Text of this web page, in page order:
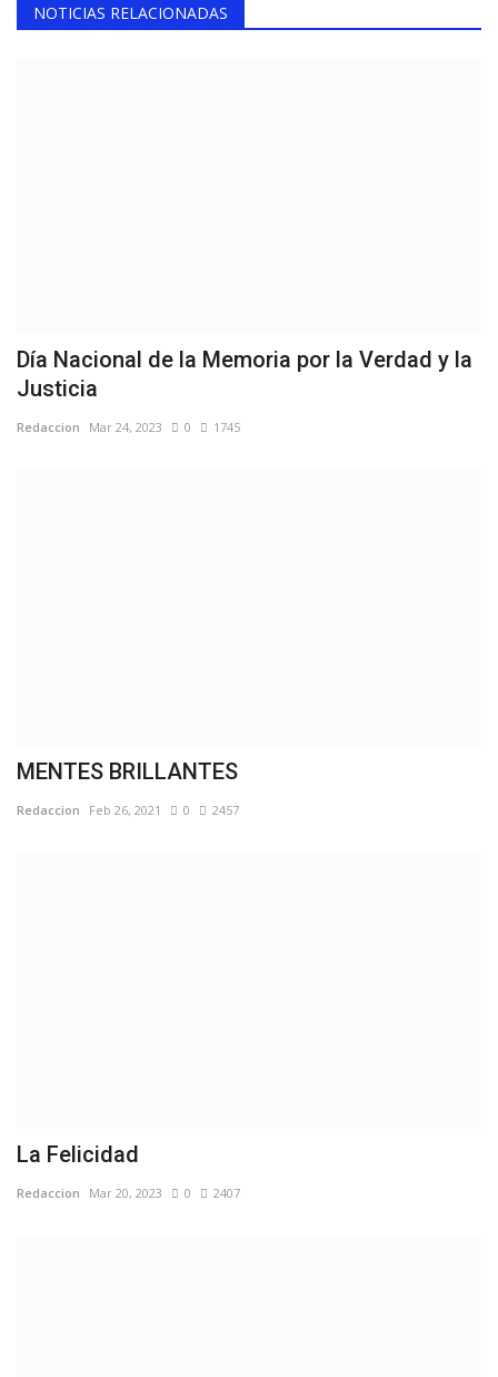
NOTICIAS RELACIONADAS
Día Nacional de la Memoria por la Verdad y la
Justicia
Redaccion Mar 24, 2023 0 1745
MENTES BRILLANTES
Redaccion Feb 26, 2021 0 2457
La Felicidad
Redaccion Mar 20, 2023 0 2407